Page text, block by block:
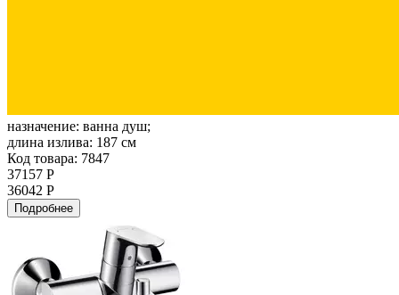
назначение: ванна душ;
длина излива: 187 см
Код товара: 7847
37157 Р
36042 Р
Подробнее